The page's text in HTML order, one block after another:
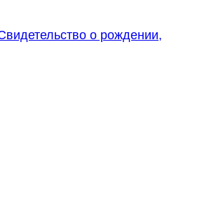
о рождении,